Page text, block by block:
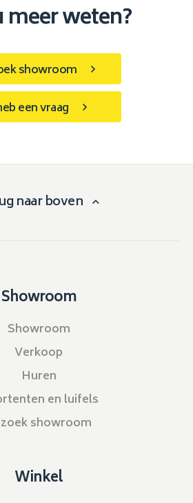
weten?
showroom
een vraag
naar boven
Showroom
Showroom
Verkoop
Huren
en luifels
showroom
Winkel